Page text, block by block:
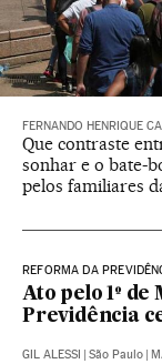
FERNANDO HENRIQUE
Que contraste
sonhar e o bate-
pelos familiares
REFORMA DA
Ato pelo 1º
Previdência
GIL ALESSI São Paulo